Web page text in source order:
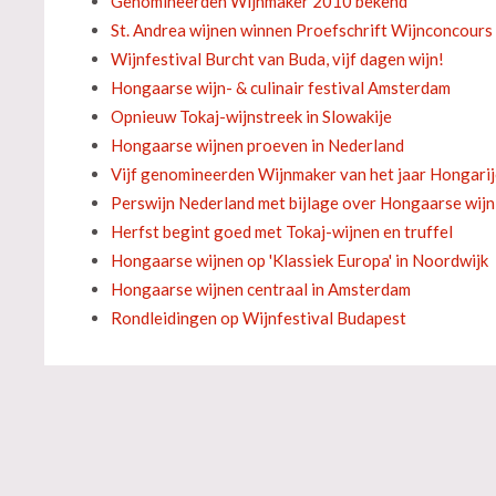
St. Andrea wijnen winnen Proefschrift Wijnconcours
Wijnfestival Burcht van Buda, vijf dagen wijn!
Hongaarse wijn- & culinair festival Amsterdam
Opnieuw Tokaj-wijnstreek in Slowakije
Hongaarse wijnen proeven in Nederland
Vijf genomineerden Wijnmaker van het jaar
Perswijn Nederland met bijlage over Hongaarse wijn
Herfst begint goed met Tokaj-wijnen en truffel
Hongaarse wijnen op 'Klassiek Europa' in Noordwijk
Hongaarse wijnen centraal in Amsterdam
Rondleidingen op Wijnfestival Budapest